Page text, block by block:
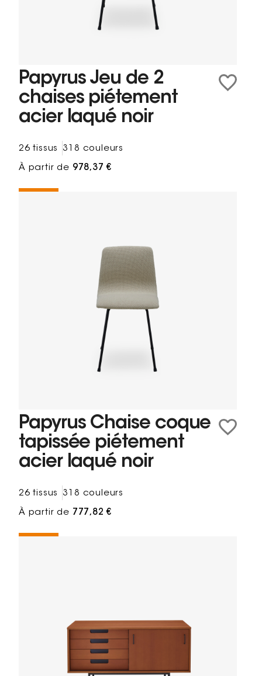
Papyrus Jeu de 2
chaises piétement
acier laqué noir
26 tissus 318 couleurs
À partir de 978,37 €
Papyrus Chaise coque
tapissée piétement
acier laqué noir
26 tissus 318 couleurs
À partir de 777,82 €